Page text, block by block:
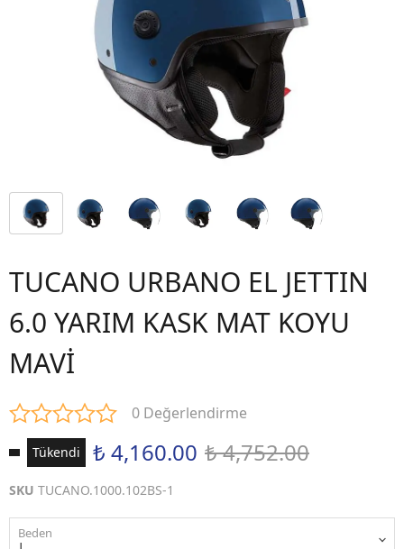
TUCANO URBANO EL JETTIN
6.0 YARIM KASK MAT KOYU
MAVİ
0 Değerlendirme
Tükendi ₺ 4,160.00 ₺ 4,752.00
SKU TUCANO.1000.102BS-1
Beden